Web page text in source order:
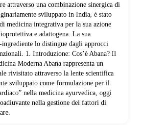
attraverso una combinazione sinergica di
sviluppato in India, è stato
medicina integrativa per la sua azione
e adattogena. La sua
lo distingue dagli approcci
1. Introduzione: Cos’è Abana? Il
Moderna Abana rappresenta un
rivisitato attraverso la lente scientifica
sviluppato come formulazione per il
nella medicina ayurvedica, oggi
nella gestione dei fattori di